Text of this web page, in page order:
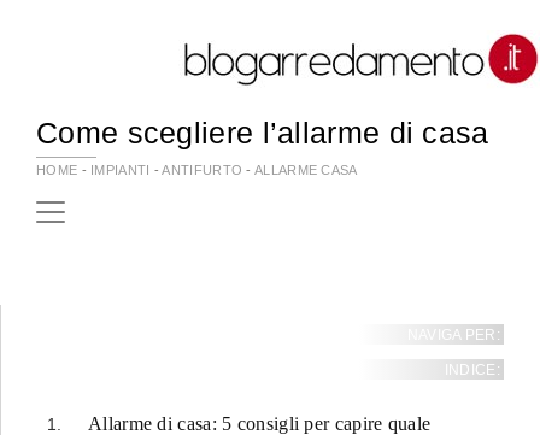
Come scegliere l’allarme di casa
HOME - IMPIANTI -ANTIFURTO -ALLARME CASA
NAVIGA PER:
INDICE:
Allarme di casa: 5 consigli per capire quale